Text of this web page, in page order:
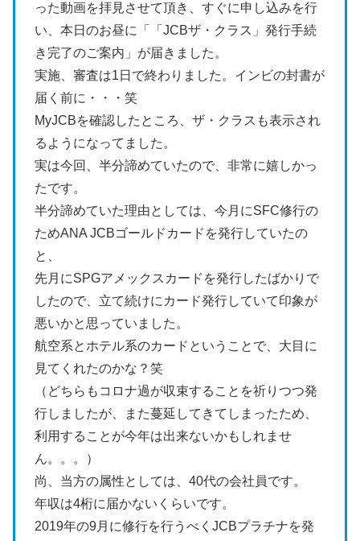
った動画を拝見させて頂き、すぐに申し込みを行
い、本日のお昼に「「JCBザ・クラス」発行手続
き完了のご案内」が届きました。
実施、審査は1日で終わりました。インビの封書が
届く前に・・・笑
MyJCBを確認したところ、ザ・クラスも表示され
るようになってました。
実は今回、半分諦めていたので、非常に嬉しかっ
たです。
半分諦めていた理由としては、今月にSFC修行の
ためANA JCBゴールドカードを発行していたの
と、
先月にSPGアメックスカードを発行したばかりで
したので、立て続けにカード発行していて印象が
悪いかと思っていました。
航空系とホテル系のカードということで、大目に
見てくれたのかな？笑
（どちらもコロナ過が収束することを祈りつつ発
行しましたが、また蔓延してきてしまったため、
利用することが今年は出来ないかもしれませ
ん。。。）
尚、当方の属性としては、40代の会社員です。
年収は4桁に届かないくらいです。
2019年の9月に修行を行うべくJCBプラチナを発